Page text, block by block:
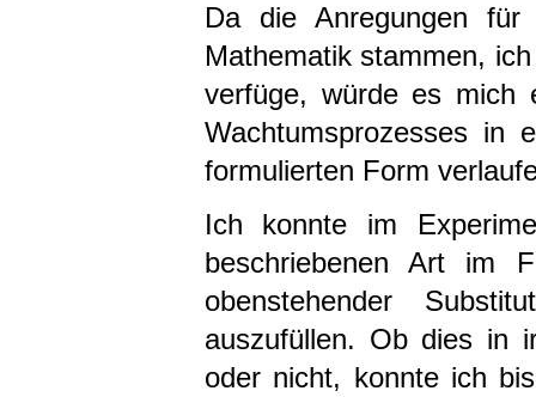
Da die Anregungen
Mathematik stammen,
verfüge, würde es mich
Wachtumsprozesses in
formulierten Form
Ich konnte im
beschriebenen Art im
obenstehender
auszufüllen. Ob dies in
oder nicht, konnte ich